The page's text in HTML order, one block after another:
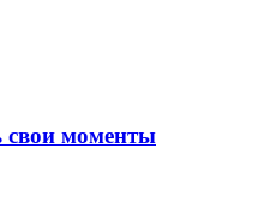
свои моменты